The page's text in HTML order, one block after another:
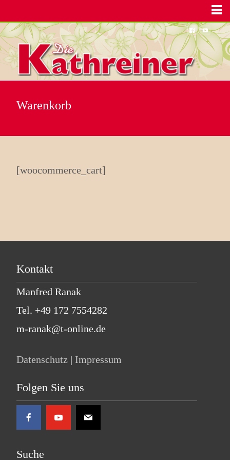
Warenkorb
[woocommerce_cart]
Kontakt
Manfred Ranak
Tel. +49 172 7554282
m-ranak@t-online.de
Datenschutz | Impressum
Folgen Sie uns
Suche